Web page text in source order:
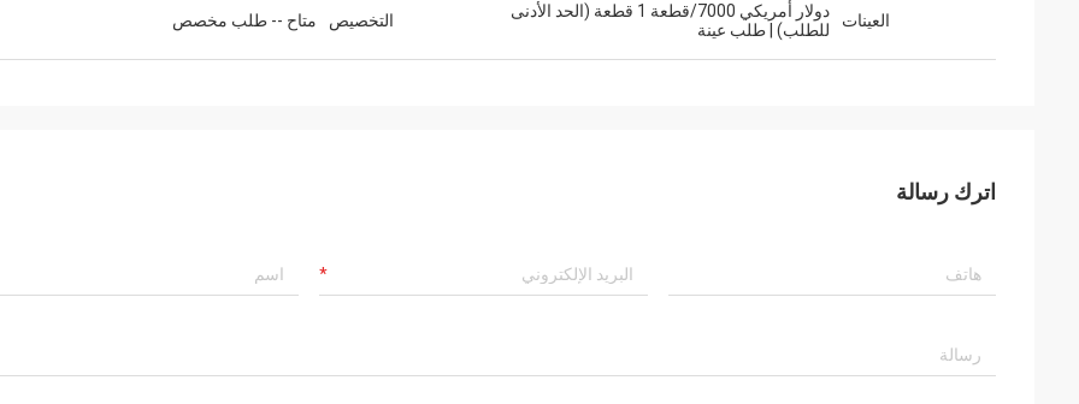
العينات
دولار أمريكي 7000/قطعة 1 قطعة (الحد الأدنى
للطلب) | طلب عينة
التخصيص متاح -- طلب مخصص
اترك رسالة